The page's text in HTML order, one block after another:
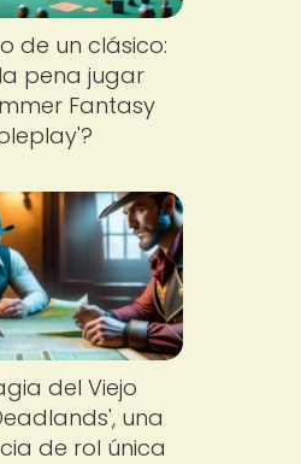
de un clásico:
pena jugar
Fantasy
del Viejo
una
de rol única